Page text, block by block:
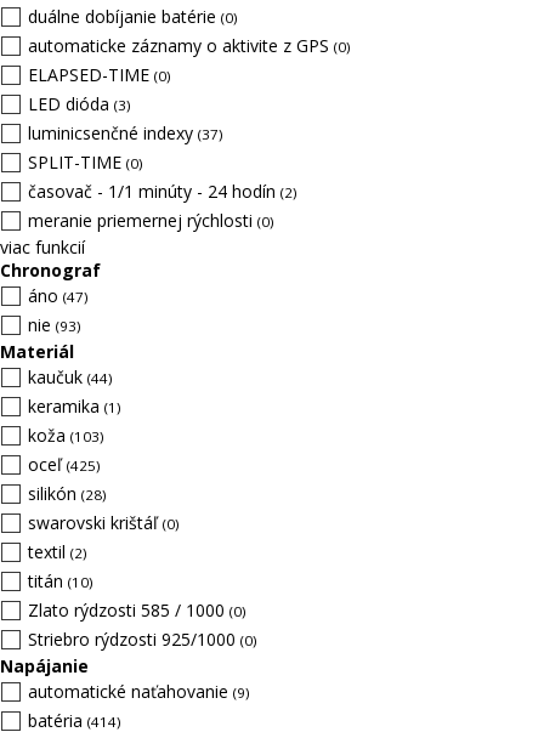
duálne dobíjanie batérie (0)
automaticke záznamy o aktivite z GPS (0)
ELAPSED-TIME (0)
LED dióda (3)
luminicsenčné indexy (37)
SPLIT-TIME (0)
časovač - 1/1 minúty - 24 hodín (2)
meranie priemernej rýchlosti (0)
viac funkcií
Chronograf
áno (47)
nie (93)
Materiál
kaučuk (44)
keramika (1)
koža (103)
oceľ (425)
silikón (28)
swarovski krištáľ (0)
textil (2)
titán (10)
Zlato rýdzosti 585 / 1000 (0)
Striebro rýdzosti 925/1000 (0)
Napájanie
automatické naťahovanie (9)
batéria (414)